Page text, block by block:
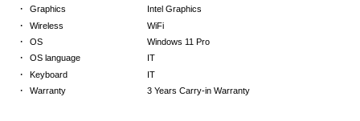
· Graphics Intel Graphics
· Wireless WiFi
· OS Windows 11 Pro
· OS language IT
· Keyboard IT
· Warranty 3 Years Carry-in Warranty